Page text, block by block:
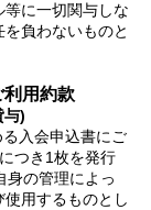
に一切関与しな
負わないものと
用約款
与)
入会申込書にご
つき1枚を発行
身の管理によっ
用するものとし